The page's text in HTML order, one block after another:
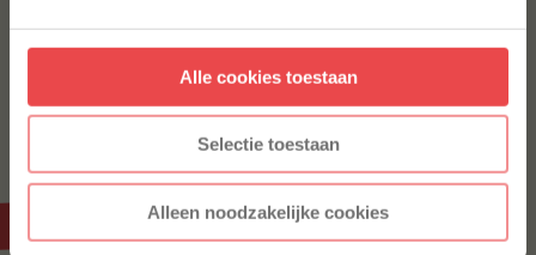
Alle cookies toestaan
Selectie toestaan
Alleen noodzakelijke cookies
Hoeveel riblap heb ik nodig per persoon?
Video
BBQuality TV
* Alleen voor nieuwe inschrijvers, korting niet geldig op reeds
afgeprijsde producten.